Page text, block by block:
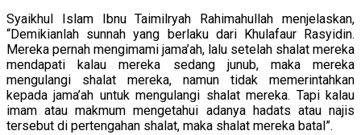
Syaikhul Islam Ibnu Taimilryah Rahimahullah menjelaskan,
“Demikianlah sunnah yang berlaku dari Khulafaur Rasyidin.
Mereka pernah mengimami jama’ah, lalu setelah shalat mereka
mendapati kalau mereka sedang junub, maka mereka
mengulangi shalat mereka, namun tidak memerintahkan
kepada jama’ah untuk mengulangi shalat mereka. Tapi kalau
imam atau makmum mengetahui adanya hadats atau najis
tersebut di pertengahan shalat, maka shalat mereka batal”.